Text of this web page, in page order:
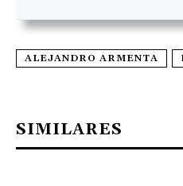
ALEJANDRO ARMENTA
SIMILARES